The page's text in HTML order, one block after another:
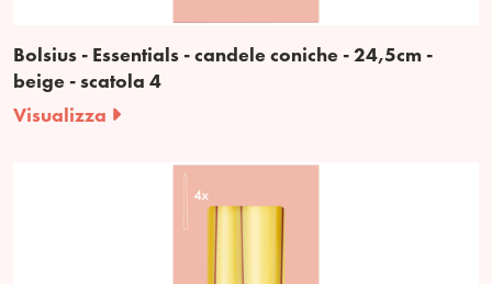
Bolsius - Essentials - candele coniche - 24,5cm -
beige - scatola 4
Visualizza